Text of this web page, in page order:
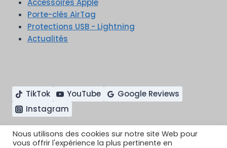
Accessoires Apple
Porte-clés AirTag
Protections USB - Lightning
Actualités
TikTok YouTube
Google Reviews
Instagram